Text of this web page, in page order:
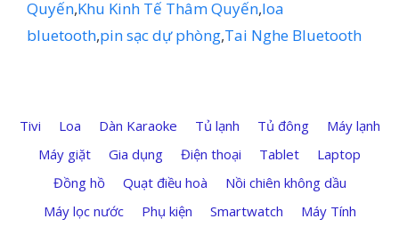
Quyến,Khu Kinh Tế Thâm Quyến,loa
bluetooth,pin sạc dự phòng,Tai Nghe Bluetooth
Tivi Loa Dàn Karaoke Tủ lạnh Tủ đông
Máy lạnh
Máy giặt
Gia dụng Điện thoại Tablet
Laptop
Đồng hồ
Quạt điều hoà
Nồi chiên không dầu
Máy lọc nước
Phụ kiện Smartwatch
Máy Tính